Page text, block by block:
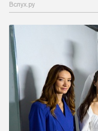
Вслух.ру